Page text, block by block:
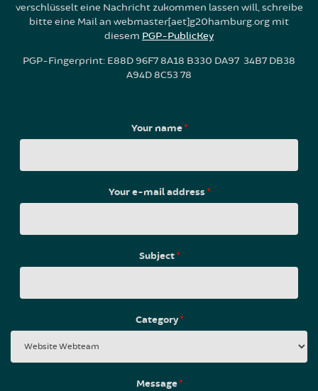
verschlüsselt eine Nachricht zukommen lassen will, schreibe
bitte eine Mail an webmaster[aet]g20hamburg.org mit
diesem PGP-PublicKey
PGP-Fingerprint: E88D 96F7 8A18 B330 DA97 34B7 DB38
A94D 8C53 78
Your name*
Your e-mail address*
Subject*
Category*
Message*